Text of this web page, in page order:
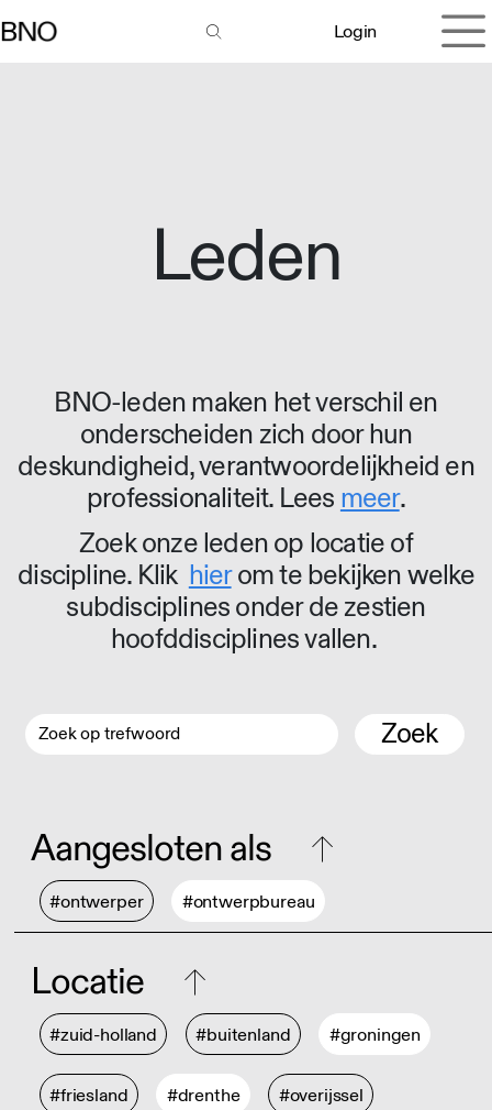
Login
Leden
BNO-leden maken het verschil en
onderscheiden zich door hun
deskundigheid, verantwoordelijkheid en
professionaliteit. Lees meer.
Zoek onze leden op locatie of
discipline. Klik hierom te bekijken welke
subdisciplines onder de zestien
hoofddisciplines vallen.
Zoek
Aangesloten als
#ontwerper #ontwerpbureau
Locatie
#zuid-holland #buitenland #groningen
#friesland #drenthe #overijssel